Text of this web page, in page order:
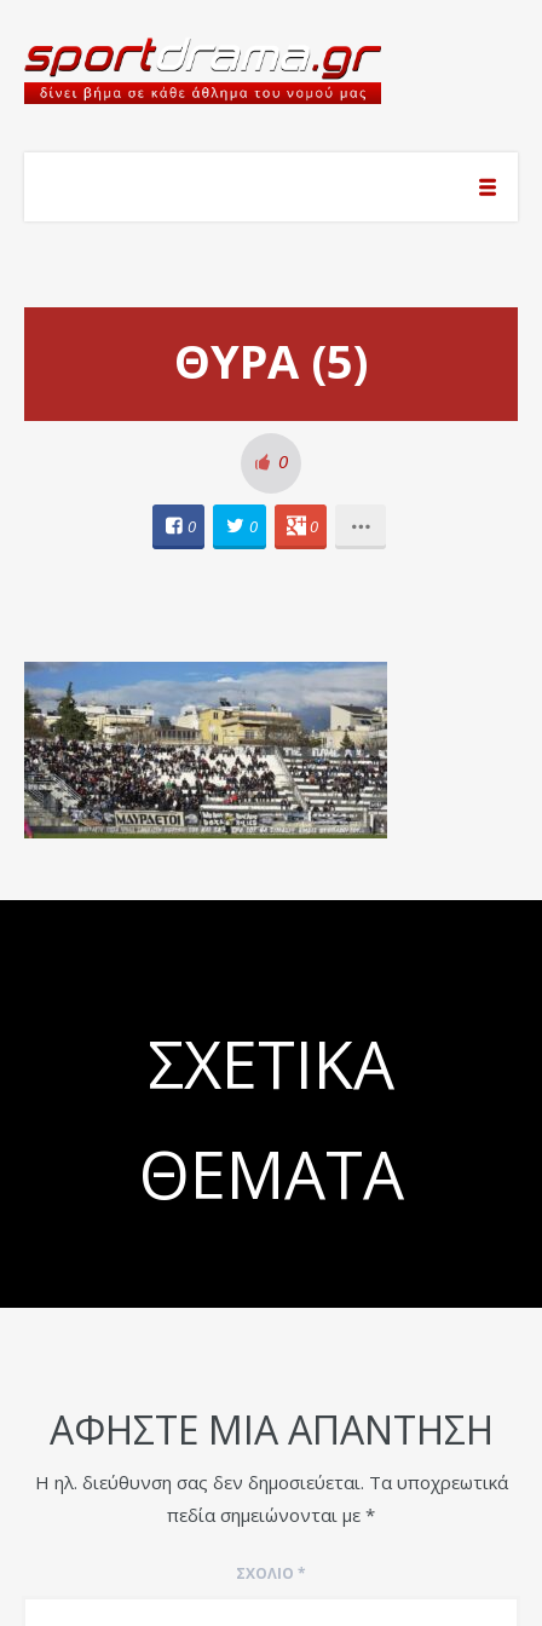
ΘΥΡΑ (5)
0
0 0 0
ΣΧΕΤΙΚΆ
ΘΈΜΑΤΑ
ΑΦΉΣΤΕ ΜΙΑ ΑΠΆΝΤΗΣΗ
Η ηλ. διεύθυνση σας δεν δημοσιεύεται. Τα υποχρεωτικά
πεδία σημειώνονται με *
ΣΧΌΛΙΟ *